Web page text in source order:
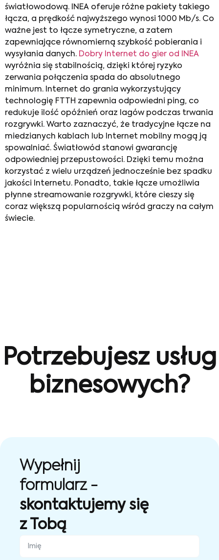
światłowodową. INEA oferuje różne pakiety takiego
łącza, a prędkość najwyższego wynosi 1000 Mb/s. Co
ważne jest to łącze symetryczne, a zatem
zapewniające równomierną szybkość pobierania i
wysyłania danych. Dobry Internet do gier od INEA
wyróżnia się stabilnością, dzięki której ryzyko
zerwania połączenia spada do absolutnego
minimum. Internet do grania wykorzystujący
technologię FTTH zapewnia odpowiedni ping, co
redukuje ilość opóźnień oraz lagów podczas trwania
rozgrywki. Warto zaznaczyć, że tradycyjne łącze na
miedzianych kablach lub Internet mobilny mogą ją
spowalniać. Światłowód stanowi gwarancję
odpowiedniej przepustowości. Dzięki temu można
korzystać z wielu urządzeń jednocześnie bez spadku
jakości Internetu. Ponadto, takie łącze umożliwia
płynne streamowanie rozgrywki, które cieszy się
coraz większą popularnością wśród graczy na całym
świecie.
Potrzebujesz usług
biznesowych?
Wypełnij
formularz -
skontaktujemy się
z Tobą